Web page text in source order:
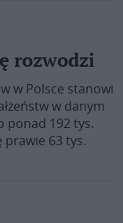
rozwodzi
w Polsce stanowi
w danym
ponad 192 tys.
prawie 63 tys.